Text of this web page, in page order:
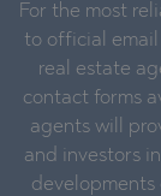
For the most
to official
real estate
contact forms
agents will
and investors
developments